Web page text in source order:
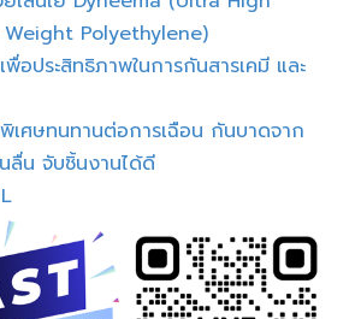
Polyethylene)
พื่อประสิทธิภาพในการกันสารเคมี และ
ศษทนทานต่อการเฉือน กันบาดจาก
ลื่น จับชิ้นงานได้ดี